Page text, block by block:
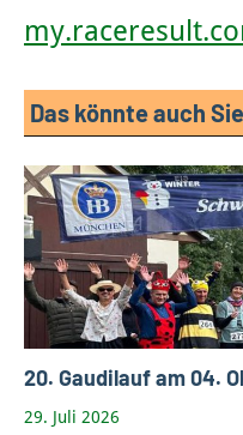
Das könnte auch
20. Gaudilauf am 04.
29. Juli 2026